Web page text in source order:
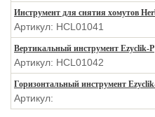
Инструмент для снятия хомутов
Артикул: HCL01041
Вертикальный инструмент Ezyclik-P
Артикул: HCL01042
Горизонтальный инструмент
Артикул: